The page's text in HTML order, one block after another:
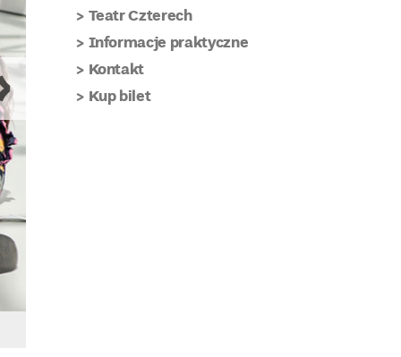
Teatr Czterech
Informacje praktyczne
Kontakt
Kup bilet